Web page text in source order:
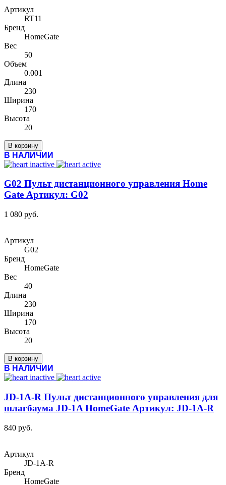
Артикул
RT11
Бренд
HomeGate
Вес
50
Объем
0.001
Длина
230
Ширина
170
Высота
20
В корзину
В НАЛИЧИИ
G02 Пульт дистанционного управления Home
Gate Артикул: G02
1 080 руб.
Артикул
G02
Бренд
HomeGate
Вес
40
Длина
230
Ширина
170
Высота
20
В корзину
В НАЛИЧИИ
JD-1A-R Пульт дистанционного управления для
шлагбаума JD-1A HomeGate Артикул: JD-1A-R
840 руб.
Артикул
JD-1A-R
Бренд
HomeGate